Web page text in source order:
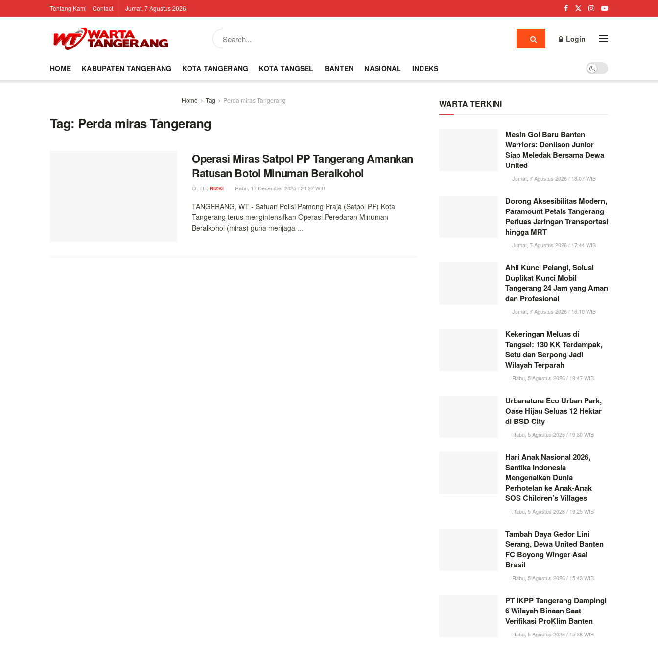
Tentang Kami Contact Jumat, 7 Agustus 2026
Login
HOME KABUPATEN TANGERANG KOTA TANGERANG KOTA TANGSEL BANTEN NASIONAL INDEKS
Home Tag Perda miras Tangerang
Tag: Perda miras Tangerang
Operasi Miras Satpol PP Tangerang Amankan
Ratusan Botol Minuman Beralkohol
OLEH: RIZKI Rabu, 17 Desember 2025 / 21:27 WIB
TANGERANG, WT - Satuan Polisi Pamong Praja (Satpol PP) Kota
Tangerang terus mengintensifkan Operasi Peredaran Minuman
Beralkohol (miras) guna menjaga ...
WARTA TERKINI
Mesin Gol Baru Banten
Warriors: Denilson Junior
Siap Meledak Bersama Dewa
United
Jumat, 7 Agustus 2026 / 18:07 WIB
Dorong Aksesibilitas Modern,
Paramount Petals Tangerang
Perluas Jaringan Transportasi
hingga MRT
Jumat, 7 Agustus 2026 / 17:44 WIB
Ahli Kunci Pelangi, Solusi
Duplikat Kunci Mobil
Tangerang 24 Jam yang Aman
dan Profesional
Jumat, 7 Agustus 2026 / 16:10 WIB
Kekeringan Meluas di
Tangsel: 130 KK Terdampak,
Setu dan Serpong Jadi
Wilayah Terparah
Rabu, 5 Agustus 2026 / 19:47 WIB
Urbanatura Eco Urban Park,
Oase Hijau Seluas 12 Hektar
di BSD City
Rabu, 5 Agustus 2026 / 19:30 WIB
Hari Anak Nasional 2026,
Santika Indonesia
Mengenalkan Dunia
Perhotelan ke Anak-Anak
SOS Children’s Villages
Rabu, 5 Agustus 2026 / 19:25 WIB
Tambah Daya Gedor Lini
Serang, Dewa United Banten
FC Boyong Winger Asal
Brasil
Rabu, 5 Agustus 2026 / 15:43 WIB
PT IKPP Tangerang Dampingi
6 Wilayah Binaan Saat
Verifikasi ProKlim Banten
Rabu, 5 Agustus 2026 / 15:38 WIB